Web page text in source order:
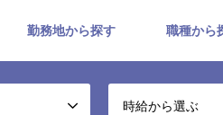
勤務地から探す 職種から
時給から選ぶ